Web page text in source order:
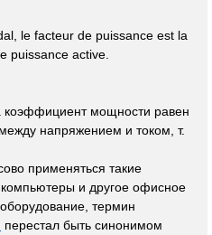
le facteur de puissance est la
puissance active.
коэффициент мощности равен
напряжением и током, т.
применяться такие
компьютеры и другое офисное
термин
перестал быть синонимом